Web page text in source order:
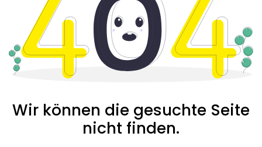
Wir können die gesuchte Seite
nicht finden.